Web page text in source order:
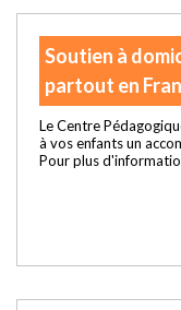
Soutien à
partout en
Le Centre
à vos enfants un
Pour plus